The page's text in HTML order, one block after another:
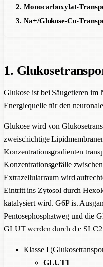
2. Monocarboxylat-
3. Na+/Glukose-Co-
1.
Glukose ist bei Säugetieren im
Energiequelle für den
Glukose wird von
zweischichtige
Konzentrationsgradienten
Konzentrationsgefälle
Extrazellularraum wird
Eintritt ins Zytosol durch
katalysiert wird. G6P ist
Pentosephosphatweg und die
GLUT werden durch die
Klasse I
GLUT1